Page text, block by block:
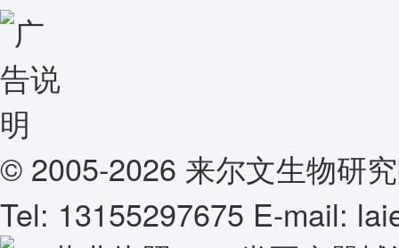
© 2005-2026 来尔文生物研
Tel: 13155297675 E-mail: